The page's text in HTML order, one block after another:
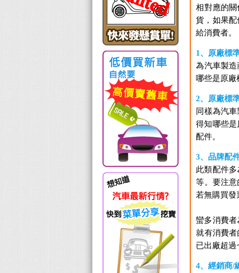
相對應的
貨，如果
給消費者。
1、原廠標
為汽車製
哪些是原廠
2、原廠標
同樣為汽
得知哪些
配件。
3、品牌配
此類配件
等。要注意
若無購買發
蠻多消費者
就有消費
已出廠超過
4、經銷商/